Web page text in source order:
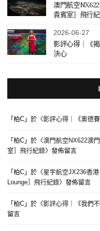
澳門航空
貴賓室］飛行
2026-06-27
影評心得｜《
決心
「 柏C 」於〈影評心得｜《奧德
「 柏C 」於〈澳門航空NX622澳
室］飛行紀錄〉發佈留言
「 柏C 」於〈星宇航空JX236香
Lounge］飛行紀錄〉發佈留言
「 柏C 」於〈影評心得｜《我們
留言